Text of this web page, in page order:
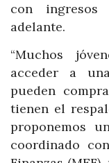
con ingresos
adelante.
“Muchos
acceder a
pueden
tienen el
proponemos
coordinado